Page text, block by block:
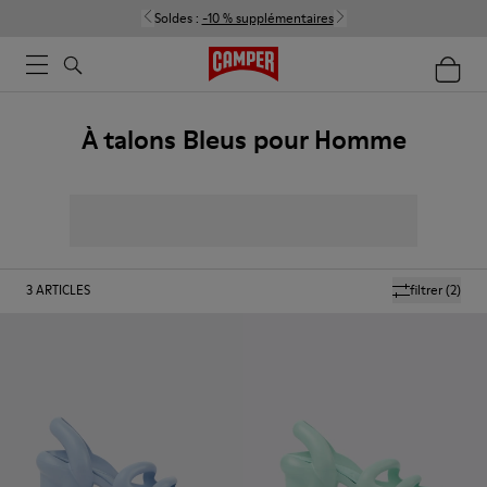
Soldes : -10 % supplémentaires
À talons Bleus pour Homme
filtrer(2)
3ARTICLES